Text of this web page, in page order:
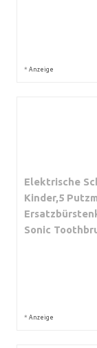
* Anzeige
Elektrische
Kinder,5
Sonic
* Anzeige